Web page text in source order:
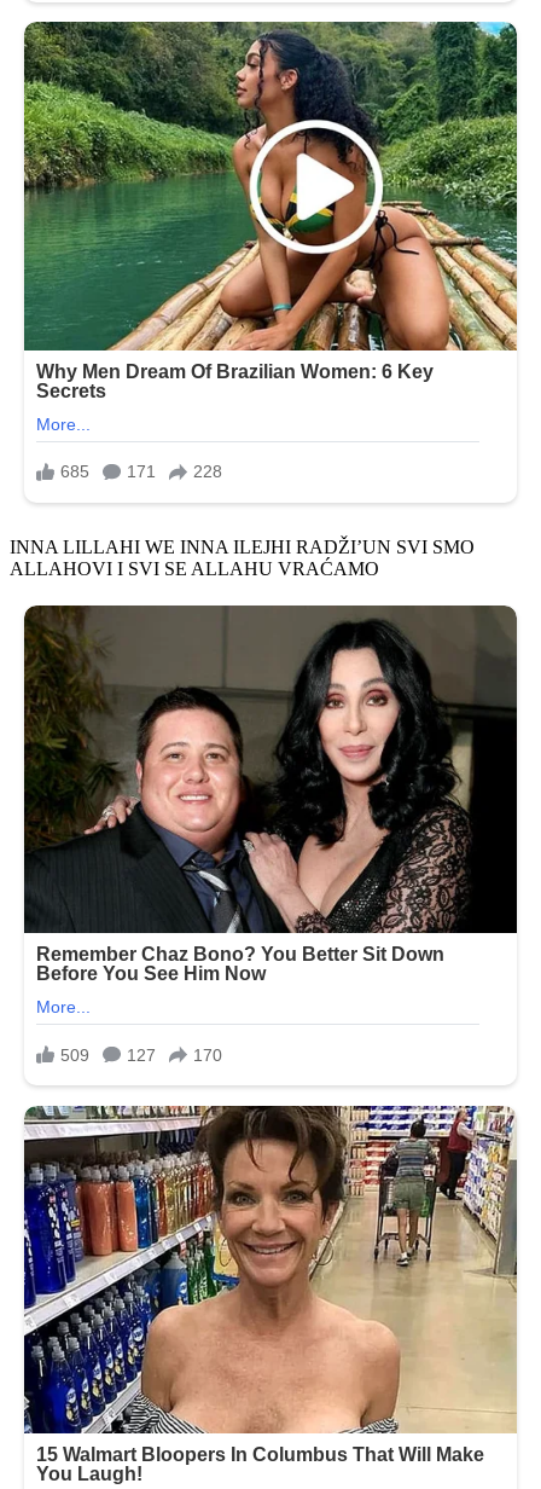
INNA LILLAHI WE INNA ILEJHI RADŽI’UN SVI SMO
ALLAHOVI I SVI SE ALLAHU VRAĆAMO